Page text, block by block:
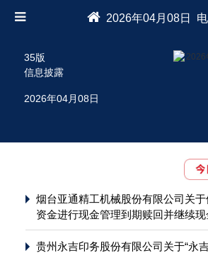
2026年04月08日
35版
信息披露
2026年04月08日
烟台亚通精工机械股份有限公司关
资金进行现金管理到期赎回并继续
贵州永吉印务股份有限公司关于“永